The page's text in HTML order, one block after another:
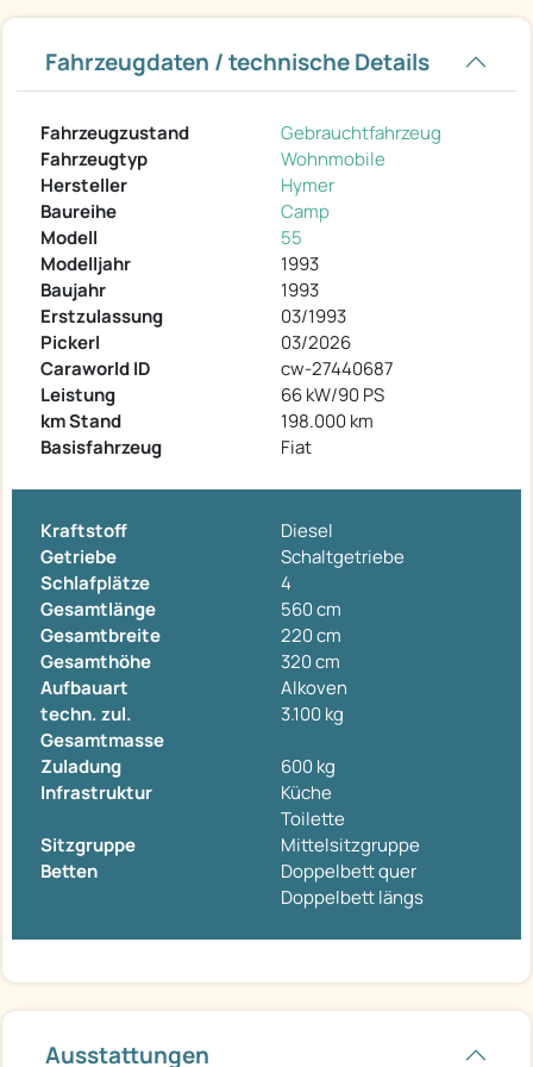
Fahrzeugdaten / technische Details
Fahrzeugzustand
Gebrauchtfahrzeug
Fahrzeugtyp
Wohnmobile
Hersteller
Hymer
Baureihe
Camp
Modell
55
Modelljahr
1993
Baujahr
1993
Erstzulassung
03/1993
Pickerl
03/2026
Caraworld ID
cw-27440687
Leistung
66 kW/90 PS
km Stand
198.000 km
Basisfahrzeug
Fiat
Kraftstoff
Diesel
Getriebe
Schaltgetriebe
Schlafplätze
4
Gesamtlänge
560 cm
Gesamtbreite
220 cm
Gesamthöhe
320 cm
Aufbauart
Alkoven
techn. zul.
Gesamtmasse
3.100 kg
Zuladung
600 kg
Infrastruktur
Küche
Toilette
Sitzgruppe
Mittelsitzgruppe
Betten
Doppelbett quer
Doppelbett längs
Ausstattungen